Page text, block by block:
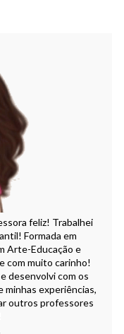
feliz! Trabalhei
Formada em
Arte-Educação e
com muito carinho!
desenvolvi com os
minhas experiências,
outros professores